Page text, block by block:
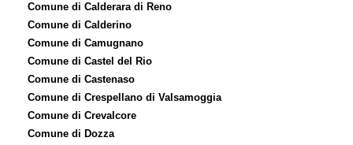
Comune di Calderara di Reno
Comune di Calderino
Comune di Camugnano
Comune di Castel del Rio
Comune di Castenaso
Comune di Crespellano di Valsamoggia
Comune di Crevalcore
Comune di Dozza